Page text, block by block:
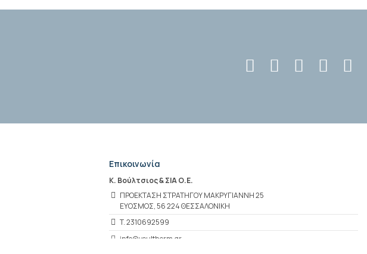
Επικοινωνία
Κ. Βούλτσιος & ΣΙΑ Ο.Ε.
ΠΡΟΕΚΤΑΣΗ ΣΤΡΑΤΗΓΟΥ ΜΑΚΡΥΓΙΑΝΝΗ 25
ΕΥΟΣΜΟΣ, 56 224 ΘΕΣΣΑΛΟΝΙΚΗ
T. 2310692599
info@voultherm.gr